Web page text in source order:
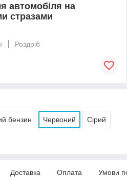
автомобіля на
стразами
Роздріб
бензин Червоний Сірий
Доставка Оплата Умови